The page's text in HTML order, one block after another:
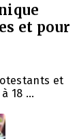
et pour
et
18 …